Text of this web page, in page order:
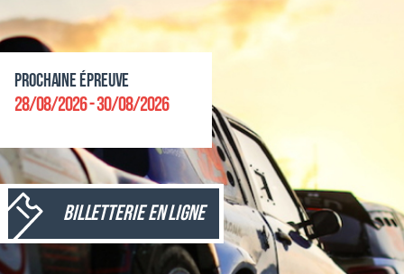
Prochaine épreuve
28/08/2026 - 30/08/2026
Billetterie en ligne